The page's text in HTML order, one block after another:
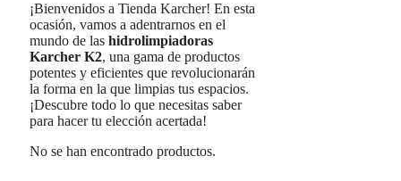
¡Bienvenidos a Tienda Karcher! En esta
ocasión, vamos a adentrarnos en el
mundo de las hidrolimpiadoras
Karcher K2, una gama de productos
potentes y eficientes que revolucionarán
la forma en la que limpias tus espacios.
¡Descubre todo lo que necesitas saber
para hacer tu elección acertada!
No se han encontrado productos.